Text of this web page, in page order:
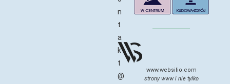
n
t
a
k
t
@
www.websilio.com
strony www i nie tylko